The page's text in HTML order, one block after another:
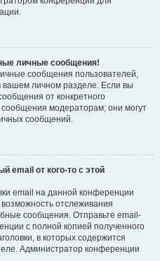
личные сообщения!
сообщения пользователей,
вашем личном разделе. Если вы
от конкретного
модераторам; они могут
сообщений.
email от кого-то с этой
email на данной конференции
отслеживания
сообщения. Отправьте email-
с полной копией полученного
в которых содержится
Администратор конференции